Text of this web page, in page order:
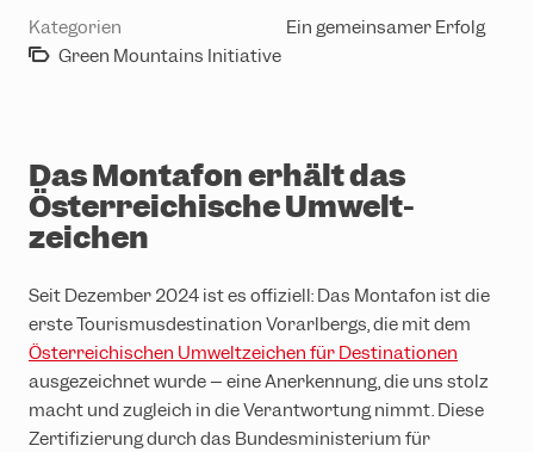
Ein gemeinsamer Erfolg
Kategorien
Green Mountains Initiative
Das Montafon erhält das
Öster­reichische Umwelt­
zeichen
Seit Dezember 2024 ist es offiziell: Das Montafon ist die
erste Tourismusdestination Vorarlbergs, die mit dem
Österreichischen Umweltzeichen für Destinationen
ausgezeichnet wurde – eine Anerkennung, die uns stolz
macht und zugleich in die Verantwortung nimmt. Diese
Zertifizierung durch das Bundesministerium für